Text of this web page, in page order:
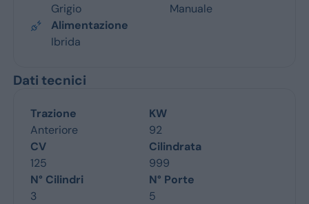
Grigio
Manuale
Alimentazione
Ibrida
Dati tecnici
Trazione
Anteriore
KW
92
CV
125
Cilindrata
999
N° Cilindri
3
N° Porte
5